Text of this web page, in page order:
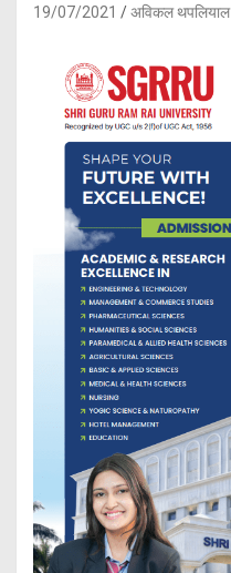
19/07/2021 अविकल थपलियाल